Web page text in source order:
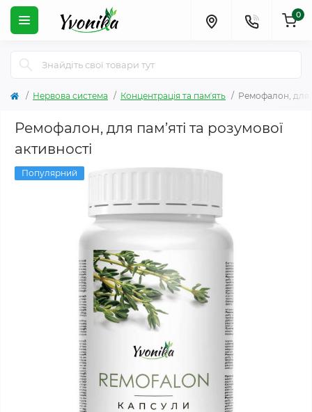
0
Нервова система Концентрація та памʼять Ремофалон, для
Ремофалон, для пам’яті та розумової
активності
Популярний